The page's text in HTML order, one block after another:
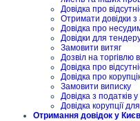
Довідка про
Отримати довідки з
Довідка про
Довідки для
Замовити витяг
Дозвіл на торгівлю
Довідка про
Довідка про
Замовити виписку
Довідка з податків у
Довідка корупції
Отримання довідок у